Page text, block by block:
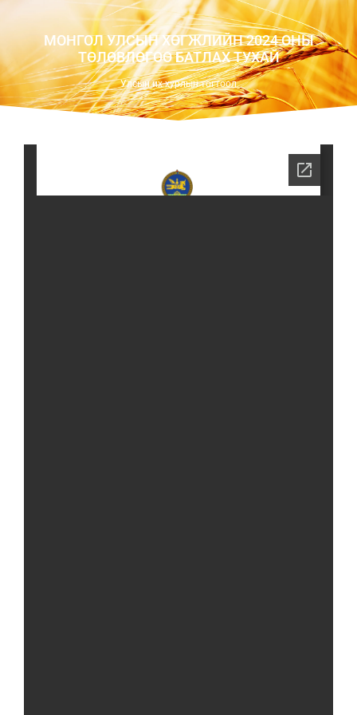
МОНГОЛ УЛСЫН ХӨГЖЛИЙН 2024 ОНЫ
ТӨЛӨВЛӨГӨӨ БАТЛАХ ТУХАЙ
Улсын их хурлын тогтоол